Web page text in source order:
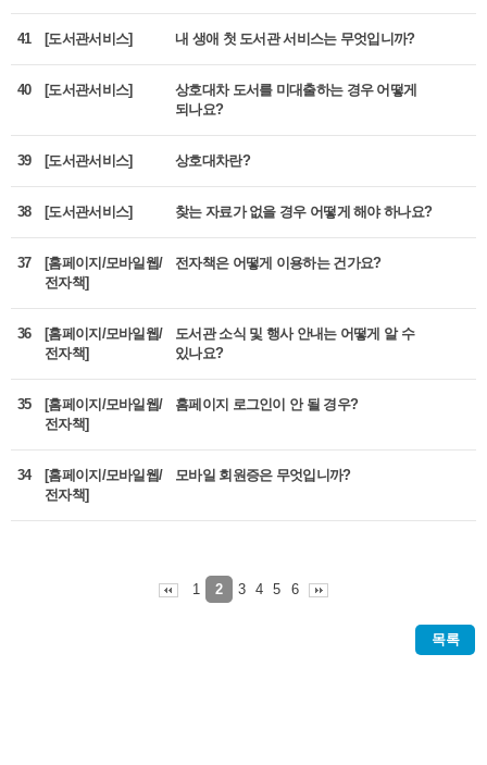
41 [도서관서비스] 내 생애 첫 도서관 서비스는 무엇입니까?
40 [도서관서비스]
상호대차 도서를 미대출하는 경우 어떻게
되나요?
39 [도서관서비스] 상호대차란?
38 [도서관서비스] 찾는 자료가 없을 경우 어떻게 해야 하나요?
37
[홈페이지/모바일웹/
전자책]
전자책은 어떻게 이용하는 건가요?
36
[홈페이지/모바일웹/
전자책]
도서관 소식 및 행사 안내는 어떻게 알 수
있나요?
35
[홈페이지/모바일웹/
전자책]
홈페이지 로그인이 안 될 경우?
34
[홈페이지/모바일웹/
전자책]
모바일 회원증은 무엇입니까?
1 2 3 4 5 6
목록